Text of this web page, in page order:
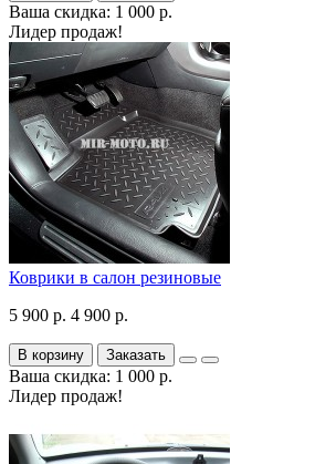
Ваша скидка: 1 000 р.
Лидер продаж!
Коврики в салон резиновые
5 900 р. 4 900 р.
В корзину Заказать
Ваша скидка: 1 000 р.
Лидер продаж!